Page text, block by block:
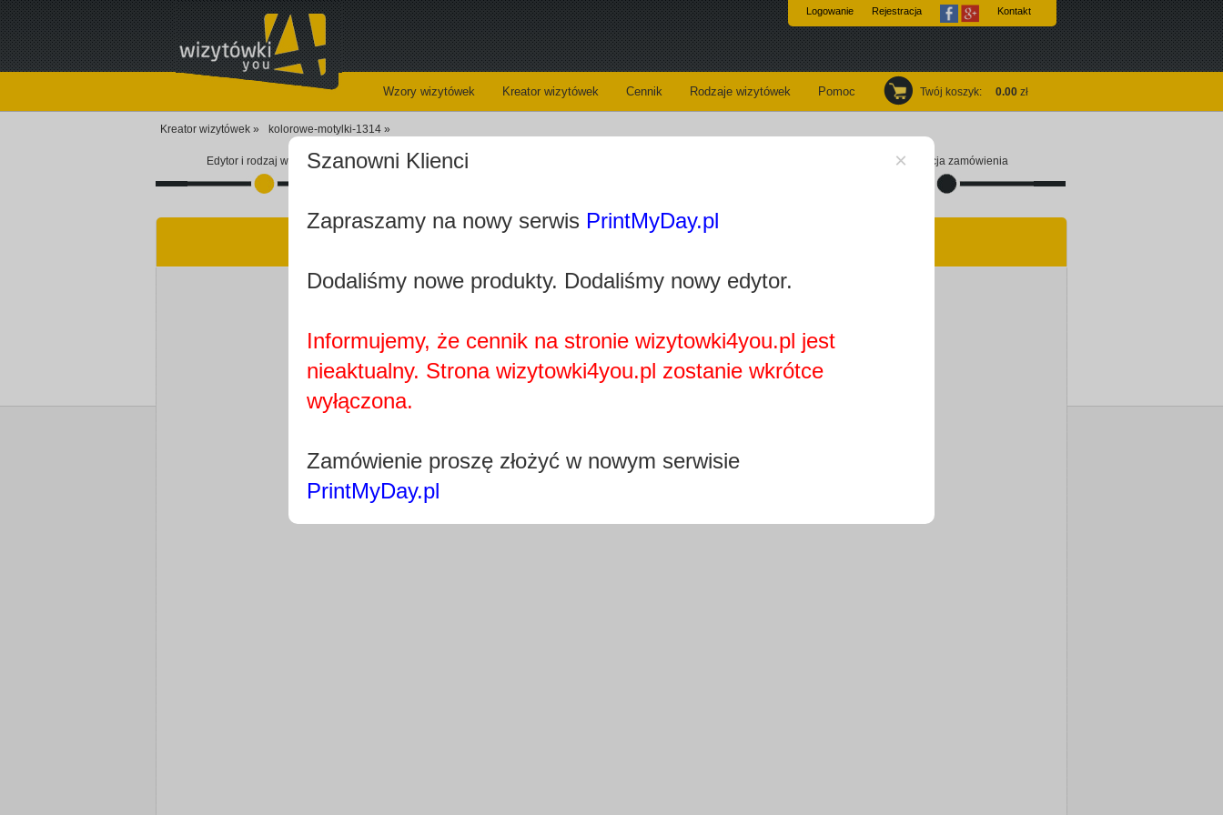
Wzory wizytówek Kreator wizytówek Cennik Rodzaje wizytówek Pomoc
Logowanie Rejestracja Kontakt
Twój koszyk: 0.00 zł
Kreator wizytówek » kolorowe-motylki-1314 »
Edytor i rodzaj wizytówki Finalizacja zamówienia
Najprawdopobodniej nie posiadasz zainstalowanej wtyczki
×
Szanowni Klienci
Zapraszamy na nowy serwis PrintMyDay.pl
Dodaliśmy nowe produkty. Dodaliśmy nowy edytor.
Informujemy, że cennik na stronie wizytowki4you.pl jest
nieaktualny. Strona wizytowki4you.pl zostanie wkrótce
wyłączona.
Zamówienie proszę złożyć w nowym serwisie
PrintMyDay.pl